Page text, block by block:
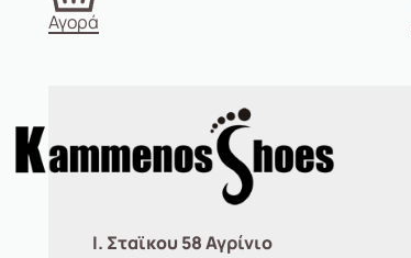
Αγορά
Ι. Σταϊκου 58 Αγρίνιο